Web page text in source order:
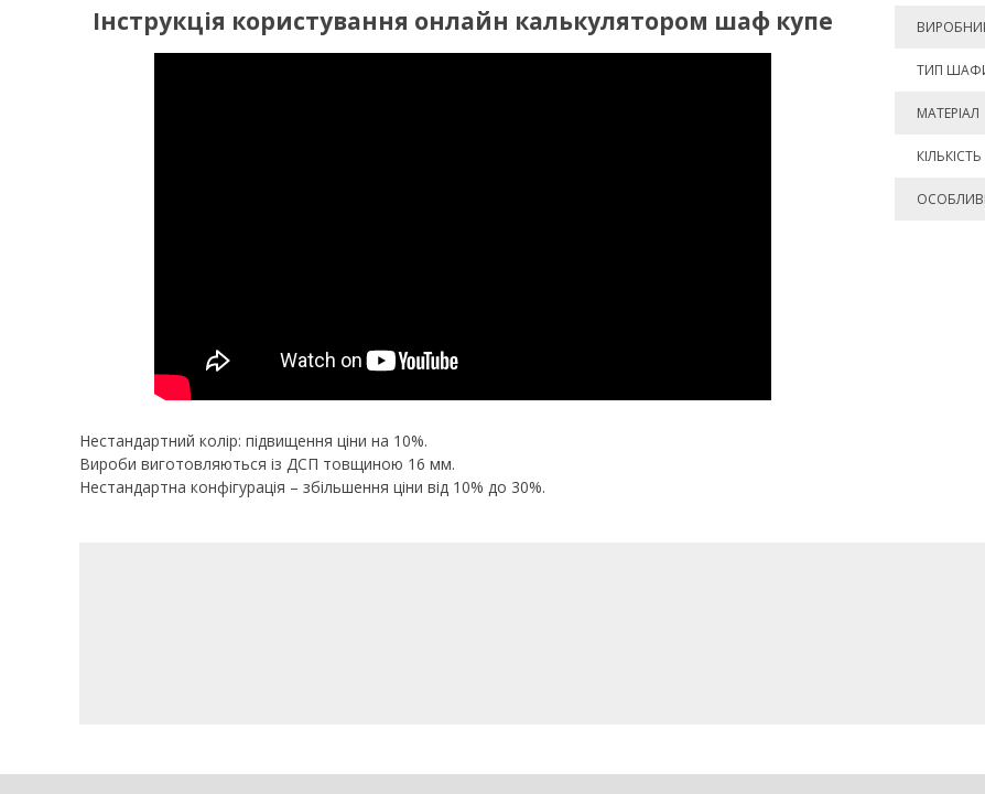
Інструкція користування онлайн калькулятором шаф купе
Нестандартний колір: підвищення ціни на 10%.
Вироби виготовляються із ДСП товщиною 16 мм.
Нестандартна конфігурація – збільшення ціни від 10% до 30%.
ТИП
МАТЕРІАЛ